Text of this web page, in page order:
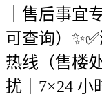
｜售后事宜
可查询）
热线（售楼
扰｜7×24 小